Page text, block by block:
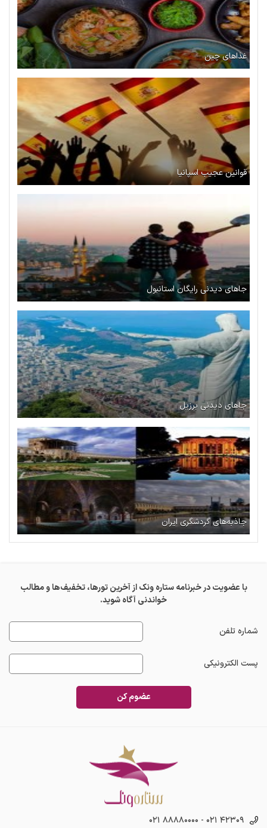
غذاهای چین
قوانین عجیب اسپانیا
جاهای دیدنی رایگان استانبول
جاهای دیدنی برزیل
جاذبه‌های گردشگری ایران
با عضویت در خبرنامه ستاره ونک از آخرین تورها، تخفیف‌ها و مطالب
خواندنی آگاه شوید.
شماره تلفن
پست الکترونیکی
عضوم کن
۰۲۱ ۸۸۸۸۰۰۰۰ - ۰۲۱ ۴۲۳۰۹